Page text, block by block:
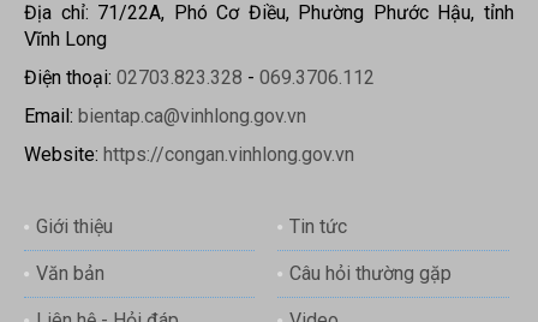
Địa chỉ: 71/22A, Phó Cơ Điều, Phường Phước Hậu, tỉnh
Vĩnh Long
Điện thoại: 02703.823.328 - 069.3706.112
Email: bientap.ca@vinhlong.gov.vn
Website: https://congan.vinhlong.gov.vn
Giới thiệu Tin tức
Văn bản Câu hỏi thường gặp